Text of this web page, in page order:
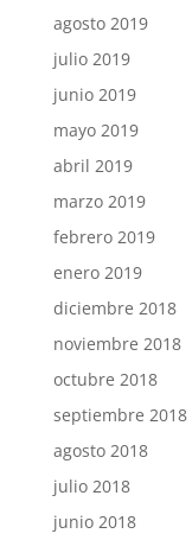
agosto 2019
julio 2019
junio 2019
mayo 2019
abril 2019
marzo 2019
febrero 2019
enero 2019
diciembre 2018
noviembre 2018
octubre 2018
septiembre 2018
agosto 2018
julio 2018
junio 2018